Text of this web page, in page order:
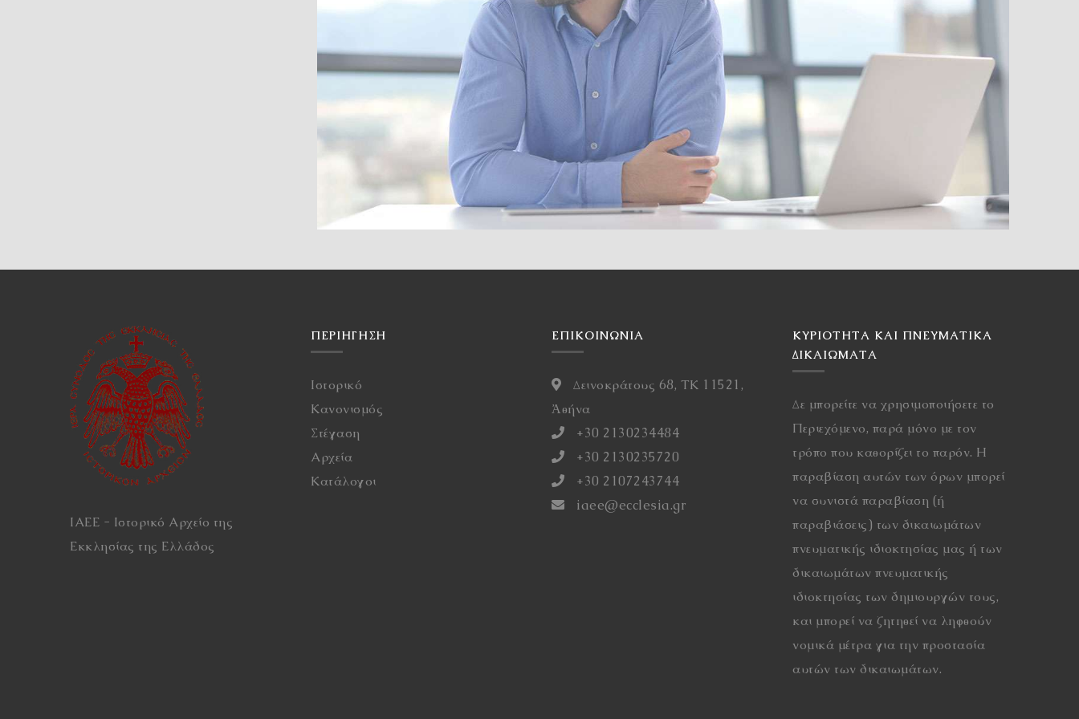
ΙΑΕΕ - Ιστορικό Αρχείο της
Εκκλησίας της Ελλάδος
ΠΕΡΙΉΓΗΣΗ
Ιστορικό
Κανονισμός
Στέγαση
Αρχεία
Κατάλογοι
ΕΠΙΚΟΙΝΩΝΙΑ
Δεινοκράτους 68, ΤΚ 11521,
Ἀθήνα
+30 2130234484
+30 2130235720
+30 2107243744
iaee@ecclesia.gr
ΚΥΡΙΌΤΗΤΑ ΚΑΙ ΠΝΕΥΜΑΤΙΚΆ
ΔΙΚΑΙΏΜΑΤΑ
Δε μπορείτε να χρησιμοποιήσετε το
Περιεχόμενο, παρά μόνο με τον
τρόπο που καθορίζει το παρόν. Η
παραβίαση αυτών των όρων μπορεί
να συνιστά παραβίαση (ή
παραβιάσεις) των δικαιωμάτων
πνευματικής ιδιοκτησίας μας ή των
δικαιωμάτων πνευματικής
ιδιοκτησίας των δημιουργών τους,
και μπορεί να ζητηθεί να ληφθούν
νομικά μέτρα για την προστασία
αυτών των δικαιωμάτων.